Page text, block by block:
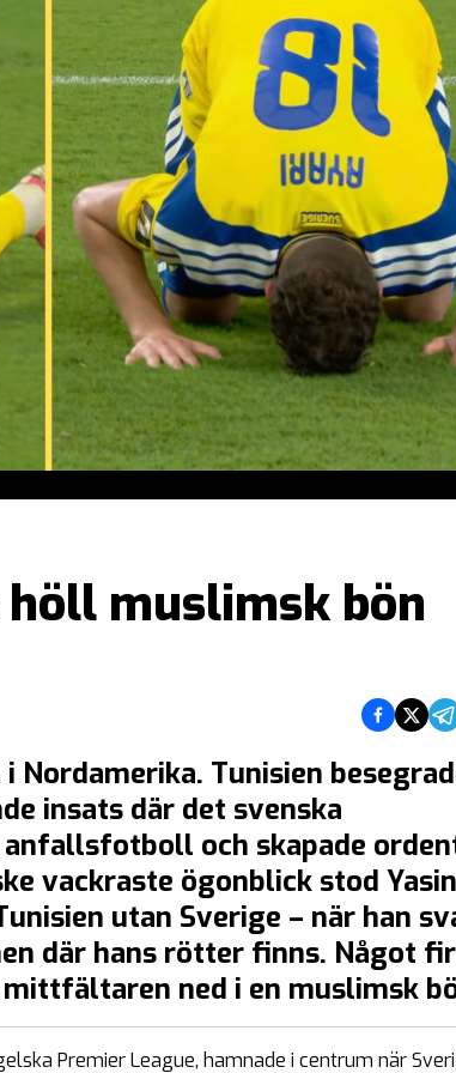
muslimsk bön
Dela på
Dela
Nordamerika. Tunisien
insats där det svenska
och skapade
vackraste ögonblick stod Yasin
utan Sverige – när han
där hans rötter finns. Något
ned i en muslimsk
Premier League, hamnade i centrum när